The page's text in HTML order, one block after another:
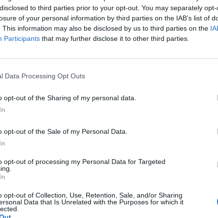
to third parties prior to your opt-out. You may separately
of your personal information by third parties on the IAB’s list of
This information may also be disclosed by us to third parties on the
Participants that may further disclose it to other third parties.
Data Processing Opt Outs
opt-out of the Sharing of my personal data.
opt-out of the Sale of my Personal Data.
opt-out of processing my Personal Data for Targeted
opt-out of Collection, Use, Retention, Sale, and/or Sharing
Data that Is Unrelated with the Purposes for which it
Emírségek legfontosabb pénzügyi-gazdasági
egyik kiemelkedő helyszíne. A luxusról és a
és jelentkezésAz amerikai Center for Advanced
adatot szerzett meg, amelyek bizonyítják, hogy több
portfolio.hu hírarchívumához tartozik, melynek olvasása
tartalmazza:
cikkarchívum